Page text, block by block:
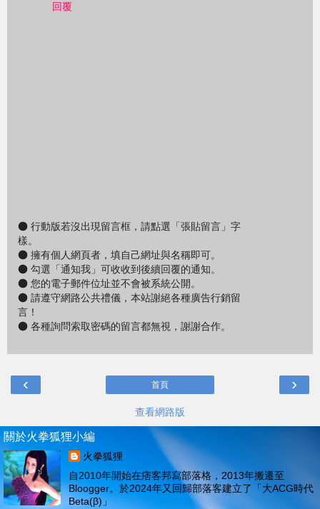
回覆
● 行動版若沒出現留言框，請點選「張貼留言」字
樣。
● 擁有個人網頁者，填自己網址與名稱即可。
● 勾選「通知我」可收收到後續回覆的通知。
● 您的電子郵件位址並不會被系統公開。
● 請遵守網路公共禮儀，本站謝絕各種廣告行銷留
言！
● 各種詢問索取密碼的留言都無視，謝謝合作。
‹ ›
首頁
查看網路版
關於火拳狐狸小編
火拳狐狸
自2010年開始在痞客邦寫部落格，2013年搬遷至
Bloogger。於2024年又回歸部落客建立了「大ACG時代
Beta(β)」